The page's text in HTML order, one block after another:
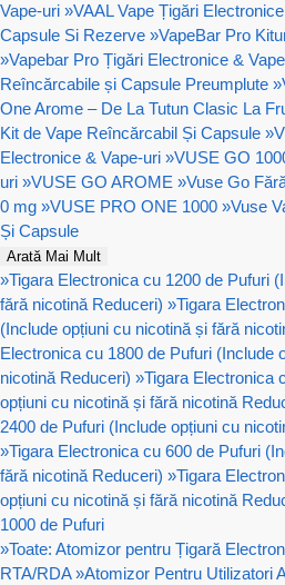
Vape-uri »VAAL Vape Țigări
Capsule Si Rezerve »VapeBar Pro
»Vapebar Pro Țigări Electronice &
Reîncărcabile și Capsule Preumplute »
One Arome – De La Tutun Clasic La
Kit de Vape Reîncărcabil Și Capsule »
Electronice & Vape-uri »VUSE GO
uri »VUSE GO AROME »Vuse Go
0 mg »VUSE PRO ONE 1000 »Vuse
Și Capsule
Arată Mai Mult
»Tigara Electronica cu 1200 de Pufuri
fără nicotină Reduceri) »Tigara
(Include opțiuni cu nicotină și fără
Electronica cu 1800 de Pufuri (Include
nicotină Reduceri) »Tigara Electronica
opțiuni cu nicotină și fără nicotină
2400 de Pufuri (Include opțiuni cu
»Tigara Electronica cu 600 de Pufuri
fără nicotină Reduceri) »Tigara
opțiuni cu nicotină și fără nicotină
1000 de Pufuri
»Toate: Atomizor pentru Țigară
RTA/RDA »Atomizor Pentru Utilizatori